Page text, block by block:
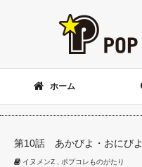
ホーム
第10話 あかびよ・おにびよ
イヌメンZ
ポプコレものがたり